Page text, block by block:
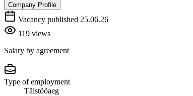
Company Profile
Vacancy published 25.06.26
119 views
Salary by agreement
Type of employment
Täistööaeg